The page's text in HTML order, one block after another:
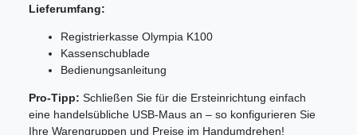
Lieferumfang:
Registrierkasse Olympia K100
Kassenschublade
Bedienungsanleitung
Pro-Tipp: Schließen Sie für die Ersteinrichtung einfach
eine handelsübliche USB-Maus an – so konfigurieren Sie
Ihre Warengruppen und Preise im Handumdrehen!